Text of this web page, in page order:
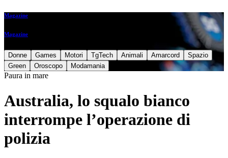
Magazine
Magazine
Donne Games Motori TgTech Animali Amarcord
Spazio
Green
Oroscopo Modamania
Paura in mare
Australia, lo squalo bianco
interrompe l’operazione di
polizia